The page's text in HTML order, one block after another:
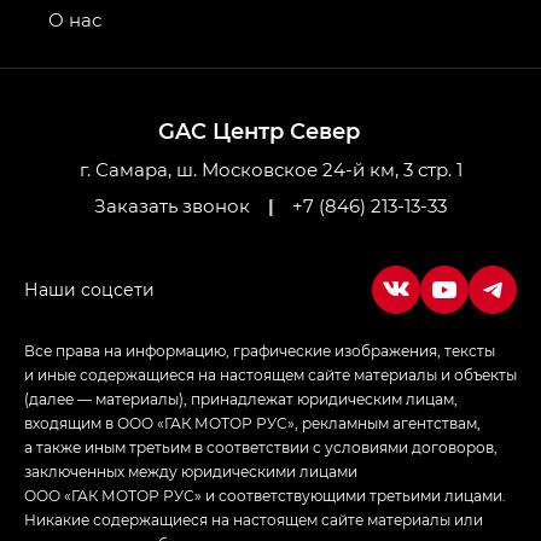
привод — GB AWD, Джи Эль Полный привод —
Джи Икс ПРЕМИУМ — GX PREMIUM, ЛАУНЖ —
LOUNGE
Empow — Эмпау (Empow) в комплектации
GAC Центр Север
г. Самара, ш. Московское 24-й км, 3 стр. 1
Заказать звонок
| +7 (846) 213-13-33
О нас
Все права на информацию, графические изображения, тексты
и иные содержащиеся на настоящем сайте материалы и объекты
(далее — материалы), принадлежат юридическим лицам,
входящим в ООО «ГАК МОТОР РУС», рекламным агентствам,
а также иным третьим в соответствии с условиями договоров,
заключенных между юридическими лицами
ООО «ГАК МОТОР РУС» и соответствующими третьими лицами.
Никакие содержащиеся на настоящем сайте материалы или